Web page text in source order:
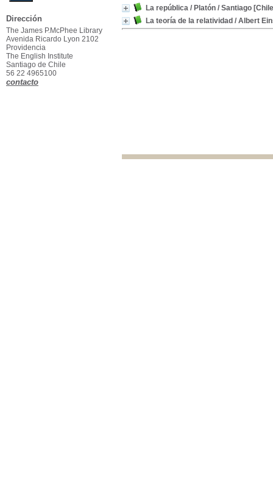
La república / Platón / Santiago
La teoría de la relatividad / Albert
Dirección
The James P.McPhee Library
Avenida Ricardo Lyon 2102
Providencia
The English Institute
Santiago de Chile
56 22 4965100
contacto